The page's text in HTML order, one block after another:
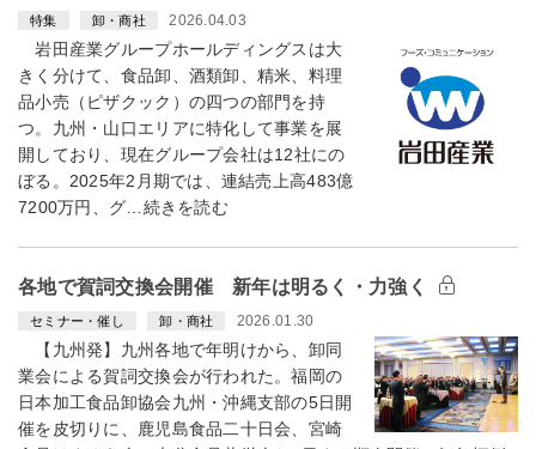
特集 卸・商社 2026.04.03
岩田産業グループホールディングスは大
きく分けて、食品卸、酒類卸、精米、料理
品小売（ピザクック）の四つの部門を持
つ。九州・山口エリアに特化して事業を展
開しており、現在グループ会社は12社にの
ぼる。2025年2月期では、連結売上高483億
7200万円、グ…続きを読む
各地で賀詞交換会開催 新年は明るく・力強く
セミナー・催し 卸・商社 2026.01.30
【九州発】九州各地で年明けから、卸同
業会による賀詞交換会が行われた。福岡の
日本加工食品卸協会九州・沖縄支部の5日開
催を皮切りに、鹿児島食品二十日会、宮崎